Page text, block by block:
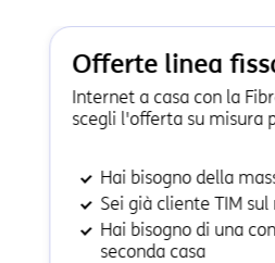
Offerte linea
Internet a casa con la
scegli l'offerta su misura
Hai bisogno della
Sei già cliente TIM
Hai bisogno di una
seconda casa